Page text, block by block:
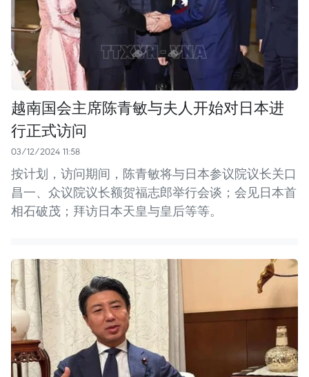
越南国会主席陈青敏与夫人开始对日本进
行正式访问
03/12/2024 11:58
按计划，访问期间，陈青敏将与日本参议院议长关口
昌一、众议院议长额贺福志郎举行会谈；会见日本首
相石破茂；拜访日本天皇与皇后等等。